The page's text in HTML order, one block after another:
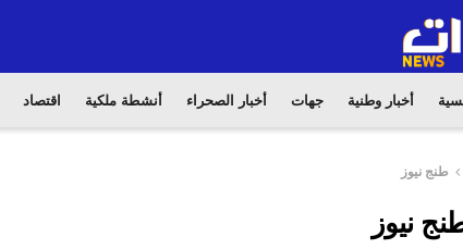
أخبار وطنية جهات أخبار الصحراء أنشطة ملكية اقتصاد
طنج نيوز
نيوز